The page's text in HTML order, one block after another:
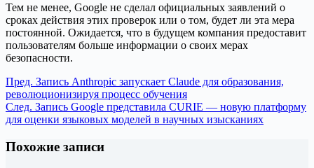
Тем не менее, Google не сделал официальных заявлений о
сроках действия этих проверок или о том, будет ли эта мера
постоянной. Ожидается, что в будущем компания предоставит
пользователям больше информации о своих мерах
безопасности.
Пред. Запись Anthropic запускает Claude для образования,
революционизируя процесс обучения
След. Запись Google представила CURIE — новую платформу
для оценки языковых моделей в научных изысканиях
Похожие записи